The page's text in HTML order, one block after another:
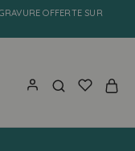
OFFERTE SUR